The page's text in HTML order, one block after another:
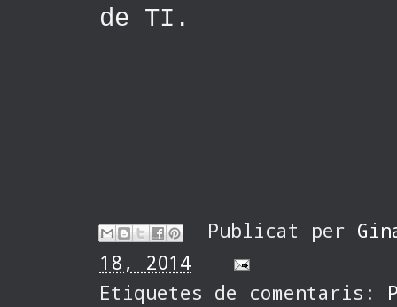
de TI.
Publicat per
18, 2014
Etiquetes de comentaris: